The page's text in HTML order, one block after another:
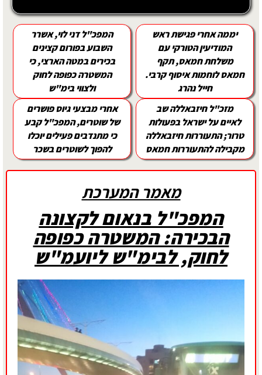
יממה אחרי פגישת ראש
המודיעין הטורקי עם
משלחת חמאס, תקף
חמאס לוחמות איסוף קרבי.
חייל נהרג
המפכ"ל דני לוי, אשרר
השבוע בפורום קצינים
בכירים במטה הארצי, כי
המשטרה כפופה לחוק
ולצווי בימ"ש
מזכ"ל חיזבאללה שב
לאיים על ישראל בפעולות
טרור; התעוררות חיזבאללה
מקבילה להתעוררות חמאס
אחרי מבצעי גיוס פושרים
של שוטרים, המפכ"ל קבע
כי מתנדבים פעילים יוכלו
להפוך לשוטרים בשכר
מאמר המערכת
המפכ"ל בנאום לקצונה
הבכירה: המשטרה כפופה
לחוק, לבימ"ש ליועמ"ש